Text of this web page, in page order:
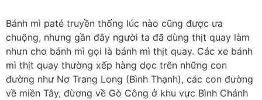
Bánh mì paté truyền thống lúc nào cũng được ưa
chuộng, nhưng gần đây người ta đã dùng thịt quay làm
nhưn cho bánh mì gọi là bánh mì thịt quay. Các xe bánh
mì thịt quay thường xếp hàng dọc trên những con
đường như Nơ Trang Long (Bình Thạnh), các con đường
về miền Tây, đừơng về Gò Công ở khu vực Bình Chánh